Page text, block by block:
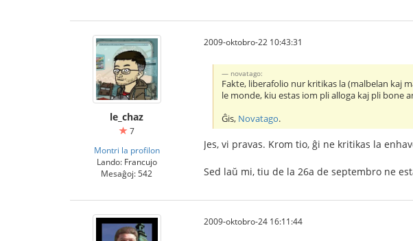
le_chaz
7
Montri la profilon
Lando: Francujo
Mesaĝoj: 542
2009-oktobro-22 10:43:31
novatago:
Fakte, liberafolio nur kritikas la (malbelan kaj
le monde, kiu estas iom pli alloga kaj pli bone
Ĝis, Novatago.
Jes, vi pravas. Krom tio, ĝi ne kritikas la
Sed laŭ mi, tiu de la 26a de septembro ne
2009-oktobro-24 16:11:44